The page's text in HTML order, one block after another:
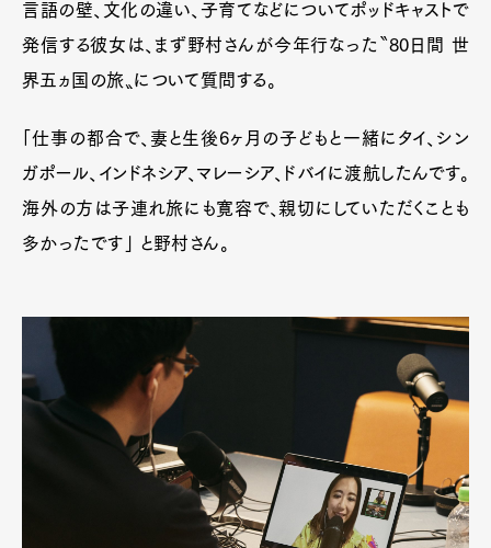
言語の壁、文化の違い、子育てなどについてポッドキャストで
発信する彼女は、まず野村さんが今年行なった〝80日間 世
界五ヵ国の旅〟について質問する。
「仕事の都合で、妻と生後6ヶ月の子どもと一緒にタイ、シン
ガポール、インドネシア、マレーシア、ドバイに渡航したんです。
海外の方は子連れ旅にも寛容で、親切にしていただくことも
多かったです」 と野村さん。